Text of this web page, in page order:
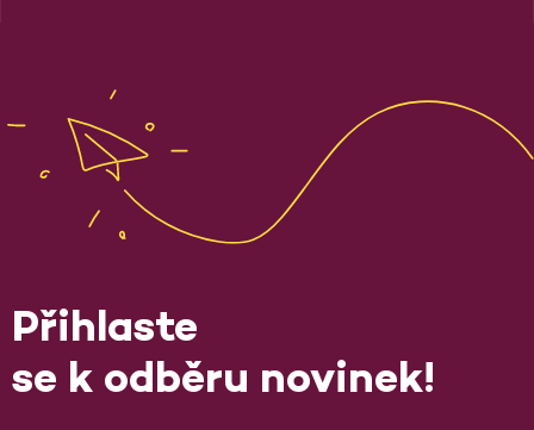
Přihlaste
se k odběru novinek!